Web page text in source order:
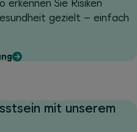
erkennen Sie Risiken
gezielt – einfach
mit unserem